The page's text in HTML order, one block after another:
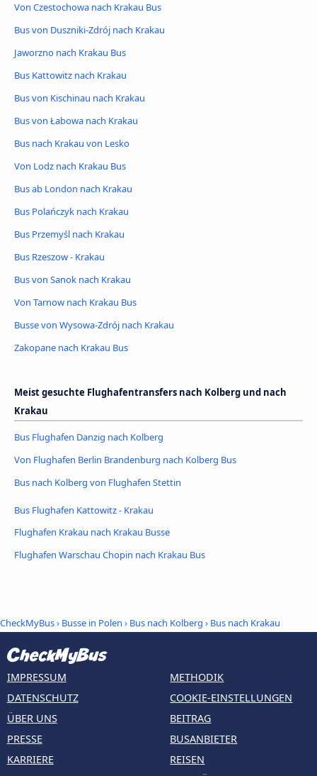
Von Czestochowa nach Krakau Bus
Bus von Duszniki-Zdrój nach Krakau
Jaworzno nach Krakau Bus
Bus Kattowitz nach Krakau
Bus von Kischinau nach Krakau
Bus von Łabowa nach Krakau
Bus nach Krakau von Lesko
Von Lodz nach Krakau Bus
Bus ab London nach Krakau
Bus Polańczyk nach Krakau
Bus Przemyśl nach Krakau
Bus Rzeszow - Krakau
Bus von Sanok nach Krakau
Von Tarnow nach Krakau Bus
Busse von Wysowa-Zdrój nach Krakau
Zakopane nach Krakau Bus
Meist gesuchte Flughafentransfers nach Kolberg und nach
Krakau
Bus Flughafen Danzig nach Kolberg
Von Flughafen Berlin Brandenburg nach Kolberg Bus
Bus nach Kolberg von Flughafen Stettin
Bus Flughafen Kattowitz - Krakau
Flughafen Krakau nach Krakau Busse
Flughafen Warschau Chopin nach Krakau Bus
CheckMyBus› Busse in Polen › Bus nach Kolberg › Bus nach Krakau
IMPRESSUM
DATENSCHUTZ
ÜBER UNS
PRESSE
KARRIERE
METHODIK
COOKIE-EINSTELLUNGEN
BEITRAG
BUSANBIETER
REISEN